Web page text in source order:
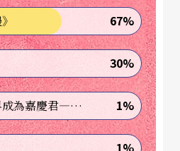
一聲敲響，梅菲斯特出現
近浮士德想呼喚梅菲斯特的
劇中，浮士德感受著空虛之
他覺得人生是在進行一場欺
67%
30%
《轉生到異世界成為嘉慶君—發現我的祖先是詐騙集團!?》 1%
1%